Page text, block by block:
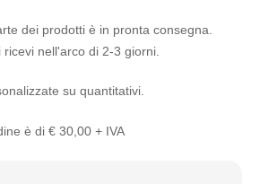
dei prodotti è in pronta consegna.
nell'arco di 2-3 giorni.
su quantitativi.
è di € 30,00 + IVA